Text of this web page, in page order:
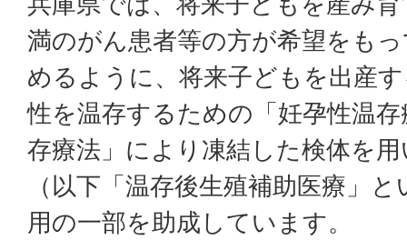
満のがん患者等の方が希望をも
めるように、将来子どもを出産
性を温存するための「妊孕性温
存療法」により凍結した検体を
（以下「温存後生殖補助医療」
用の一部を助成しています。